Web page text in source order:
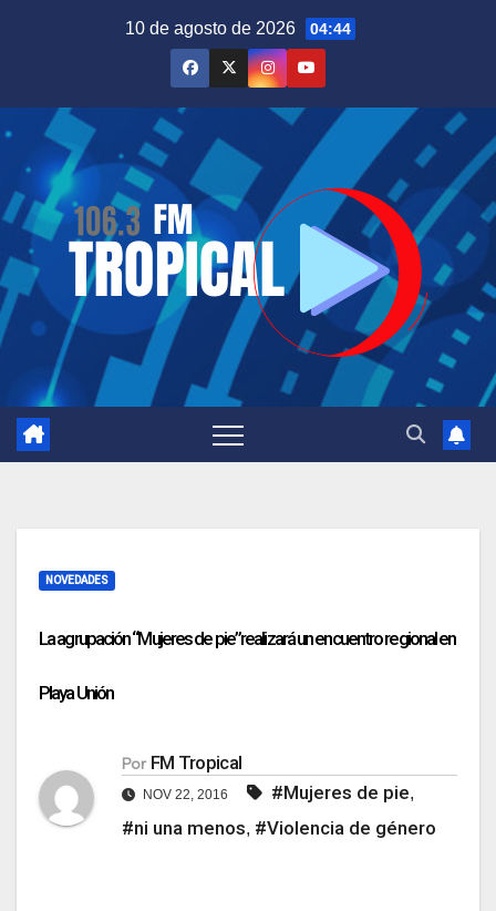
10 de agosto de 2026 04:44
NOVEDADES
La agrupación “Mujeres de pie”realizará un encuentro regional en
Playa Unión
Por FM Tropical
NOV 22, 2016 #Mujeres de pie,
#ni una menos, #Violencia de género